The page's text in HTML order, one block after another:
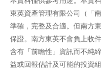
東英資產管理有限公司（「
準確，完整及合適。但南方
保證。南方東英不會負上收
含有「前瞻性」資訊而不純
益或回報估計及可能的投資